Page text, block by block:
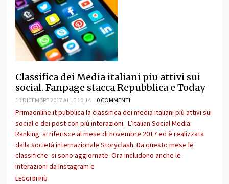
Classifica dei Media italiani piu attivi sui
social. Fanpage stacca Repubblica e Today
10 DICEMBRE 2017 ALLE 10:14 0 COMMENTI
Primaonline.it pubblica la classifica dei media italiani più attivi sui
social e dei post con più interazioni. L’Italian Social Media
Ranking si riferisce al mese di novembre 2017 ed è realizzata
dalla società internazionale Storyclash. Da questo mese le
classifiche si sono aggiornate. Ora includono anche le
interazioni da Instagram e
LEGGI DI PIÙ